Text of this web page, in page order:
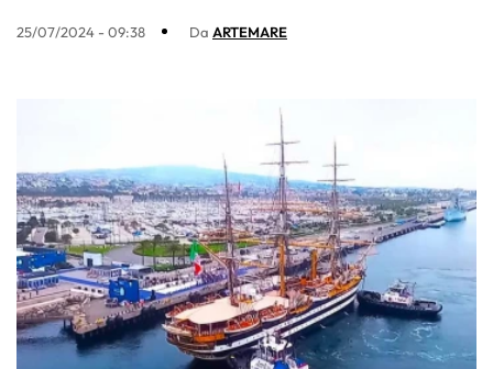
25/07/2024 - 09:38 Da ARTEMARE